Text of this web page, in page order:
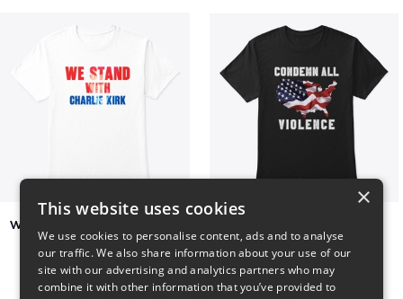
We Stand With Charlie Kirk
×
This website uses cookies
We use cookies to personalise content, ads and to analyse
our traffic. We also share information about your use of our
site with our advertising and analytics partners who may
combine it with other information that you’ve provided to